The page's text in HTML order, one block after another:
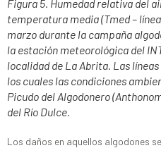
Figura 5. Humedad relativa del
temperatura media (Tmed –
marzo durante la campaña
la estación meteorológica del
localidad de La Abrita. Las
los cuales las condiciones
Picudo del Algodonero
del Río Dulce.
Los daños en aquellos algodones